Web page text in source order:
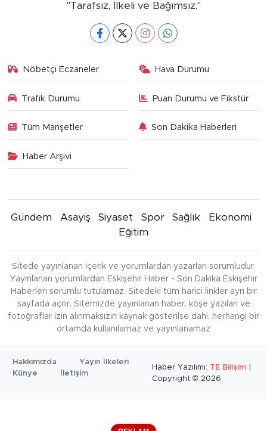
"Tarafsız, İlkeli ve Bağımsız."
Nöbetçi Eczaneler Hava Durumu
Trafik Durumu Puan Durumu ve Fikstür
Tüm Manşetler Son Dakika Haberleri
Haber Arşivi
Gündem Asayiş Siyaset Spor Sağlık
Ekonomi
Eğitim
Sitede yayınlanan içerik ve yorumlardan yazarları sorumludur.
Yayınlanan yorumlardan Eskişehir Haber - Son Dakika Eskişehir
Haberleri sorumlu tutulamaz. Sitedeki tüm harici linkler ayrı bir
sayfada açılır. Sitemizde yayınlanan haber, köşe yazıları ve
fotoğraflar izin alınmaksızın kaynak gösterilse dahi, herhangi bir
ortamda kullanılamaz ve yayınlanamaz
Hakkımızda
Yayın İlkeleri
Künye
İletişim
Haber Yazılımı: TE Bilişim
Copyright © 2026